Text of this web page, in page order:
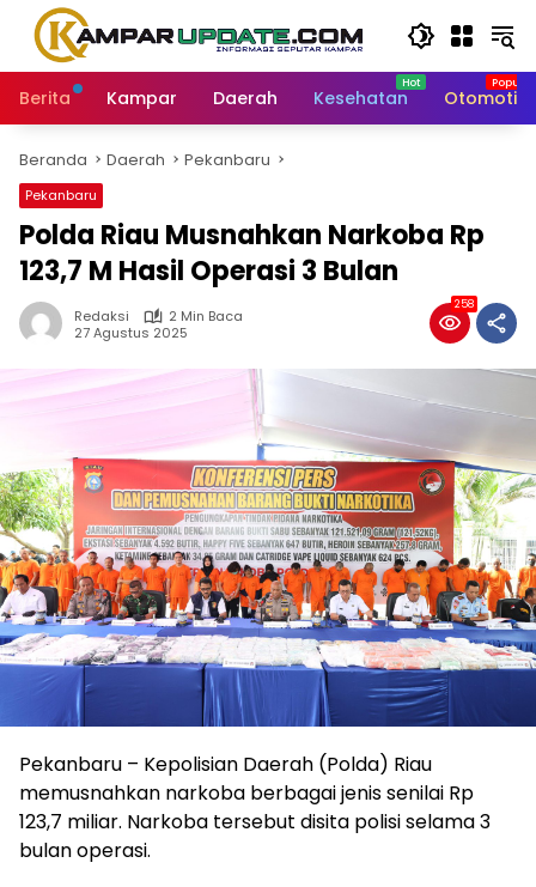
Langsung
konten
Berita
Kampar Daerah Kesehatan Otomotif
Beranda Daerah Pekanbaru
Pekanbaru
Polda Riau Musnahkan Narkoba Rp
123,7 M Hasil Operasi 3 Bulan
Redaksi
2 Min Baca
27 Agustus 2025
258
Pekanbaru – Kepolisian Daerah (Polda) Riau
memusnahkan narkoba berbagai jenis senilai Rp
123,7 miliar. Narkoba tersebut disita polisi selama 3
bulan operasi.